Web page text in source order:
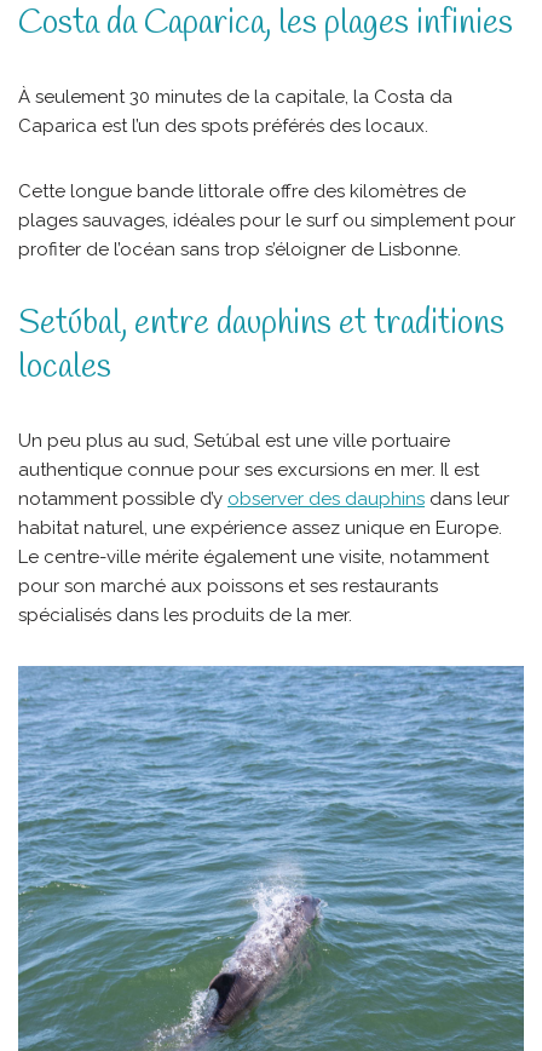
Costa da Caparica, les plages infinies
À seulement 30 minutes de la capitale, la Costa da
Caparica est l’un des spots préférés des locaux.
Cette longue bande littorale offre des kilomètres de
plages sauvages, idéales pour le surf ou simplement pour
profiter de l’océan sans trop s’éloigner de Lisbonne.
Setúbal, entre dauphins et traditions
locales
Un peu plus au sud, Setúbal est une ville portuaire
authentique connue pour ses excursions en mer. Il est
notamment possible d’y observer des dauphins dans leur
habitat naturel, une expérience assez unique en Europe.
Le centre-ville mérite également une visite, notamment
pour son marché aux poissons et ses restaurants
spécialisés dans les produits de la mer.